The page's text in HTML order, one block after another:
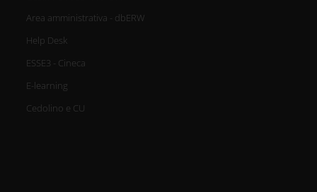
Area amministrativa - dbERW
Help Desk
ESSE3 - Cineca
E-learning
Cedolino e CU